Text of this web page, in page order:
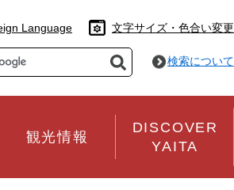
Language 文字サイズ・色合い変更
検索について
観光情報
DISCOVER
YAITA